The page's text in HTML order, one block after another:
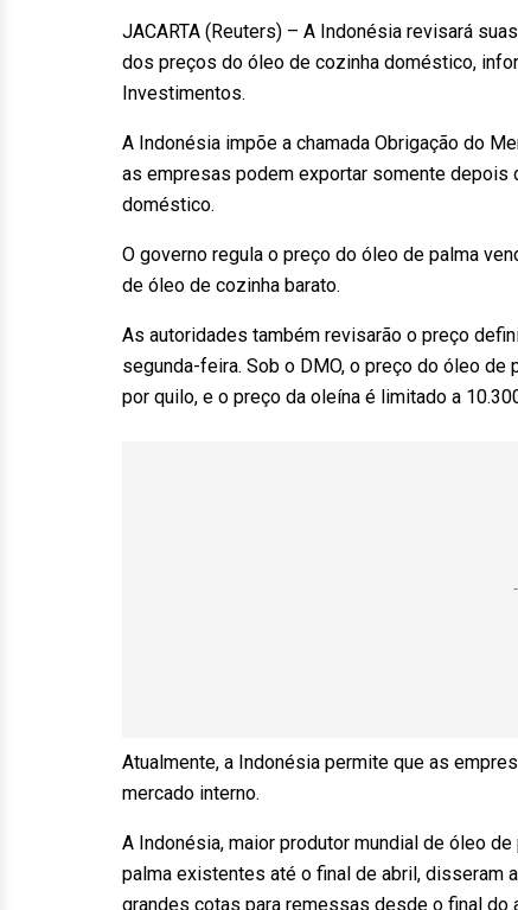
JACARTA (Reuters) – A Indonésia revisará
dos preços do óleo de cozinha doméstico,
Investimentos.
A Indonésia impõe a chamada Obrigação do
as empresas podem exportar somente depois
doméstico.
O governo regula o preço do óleo de palma
de óleo de cozinha barato.
As autoridades também revisarão o preço
segunda-feira. Sob o DMO, o preço do óleo
por quilo, e o preço da oleína é limitado a
Atualmente, a Indonésia permite que as
mercado interno.
A Indonésia, maior produtor mundial de óleo
palma existentes até o final de abril, disseram
grandes cotas para remessas desde o final do